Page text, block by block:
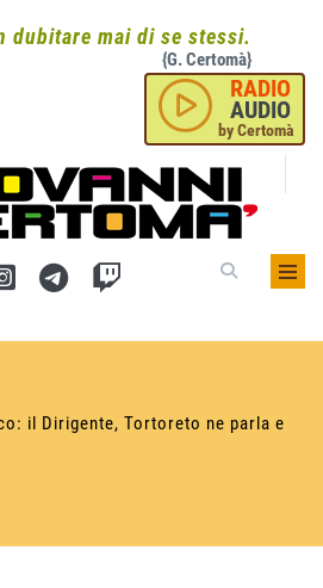
dubitare mai di se stessi.
{G. Certomà}
RADIO
AUDIO
by Certomà
il Dirigente, Tortoreto ne parla e